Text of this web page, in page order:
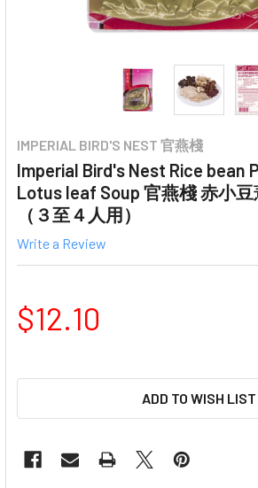
IMPERIAL BIRD'S NEST 官燕棧
Imperial Bird's Nest Rice bean
Lotus leaf Soup 官燕棧 赤小
（３至４人用）
Write a Review
$12.10
ADD TO WISH LIST